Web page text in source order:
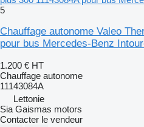
5
Chauffage autonome Valeo
pour bus Mercedes-Benz
1.200 € HT
Chauffage autonome
11143084A
Lettonie
Sia Gaismas motors
Contacter le vendeur